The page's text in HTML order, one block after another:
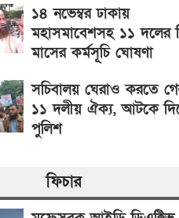
১৪ নভেম্বর ঢাকায়
মহাসমাবেশসহ ১১ দলের
মাসের কর্মসূচি ঘোষণা
সচিবালয় ঘেরাও করতে
১১ দলীয় ঐক্য, আটকে
পুলিশ
ফিচার